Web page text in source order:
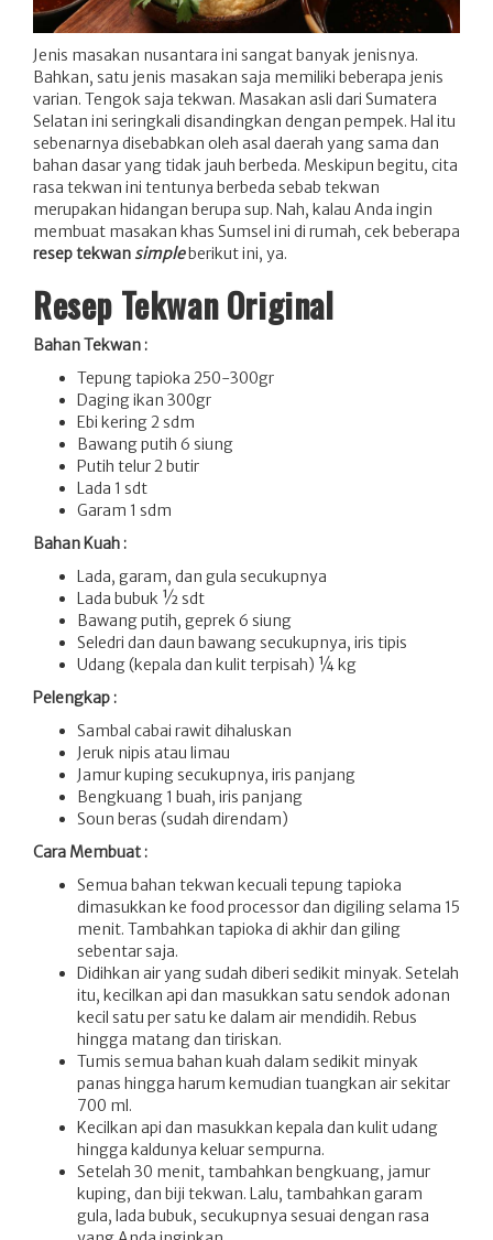
Jenis masakan nusantara ini sangat banyak jenisnya.
Bahkan, satu jenis masakan saja memiliki beberapa jenis
varian. Tengok saja tekwan. Masakan asli dari Sumatera
Selatan ini seringkali disandingkan dengan pempek. Hal itu
sebenarnya disebabkan oleh asal daerah yang sama dan
bahan dasar yang tidak jauh berbeda. Meskipun begitu, cita
rasa tekwan ini tentunya berbeda sebab tekwan
merupakan hidangan berupa sup. Nah, kalau Anda ingin
membuat masakan khas Sumsel ini di rumah, cek beberapa
resep tekwan simpleberikut ini, ya.
Resep Tekwan Original
Bahan Tekwan :
Tepung tapioka 250-300gr
Daging ikan 300gr
Ebi kering 2 sdm
Bawang putih 6 siung
Putih telur 2 butir
Lada 1 sdt
Garam 1 sdm
Bahan Kuah :
Lada, garam, dan gula secukupnya
Lada bubuk ½ sdt
Bawang putih, geprek 6 siung
Seledri dan daun bawang secukupnya, iris tipis
Udang (kepala dan kulit terpisah) ¼ kg
Pelengkap :
Sambal cabai rawit dihaluskan
Jeruk nipis atau limau
Jamur kuping secukupnya, iris panjang
Bengkuang 1 buah, iris panjang
Soun beras (sudah direndam)
Cara Membuat :
Semua bahan tekwan kecuali tepung tapioka
dimasukkan ke food processor dan digiling selama 15
menit. Tambahkan tapioka di akhir dan giling
sebentar saja.
Didihkan air yang sudah diberi sedikit minyak. Setelah
itu, kecilkan api dan masukkan satu sendok adonan
kecil satu per satu ke dalam air mendidih. Rebus
hingga matang dan tiriskan.
Tumis semua bahan kuah dalam sedikit minyak
panas hingga harum kemudian tuangkan air sekitar
700 ml.
Kecilkan api dan masukkan kepala dan kulit udang
hingga kaldunya keluar sempurna.
Setelah 30 menit, tambahkan bengkuang, jamur
kuping, dan biji tekwan. Lalu, tambahkan garam
gula, lada bubuk, secukupnya sesuai dengan rasa